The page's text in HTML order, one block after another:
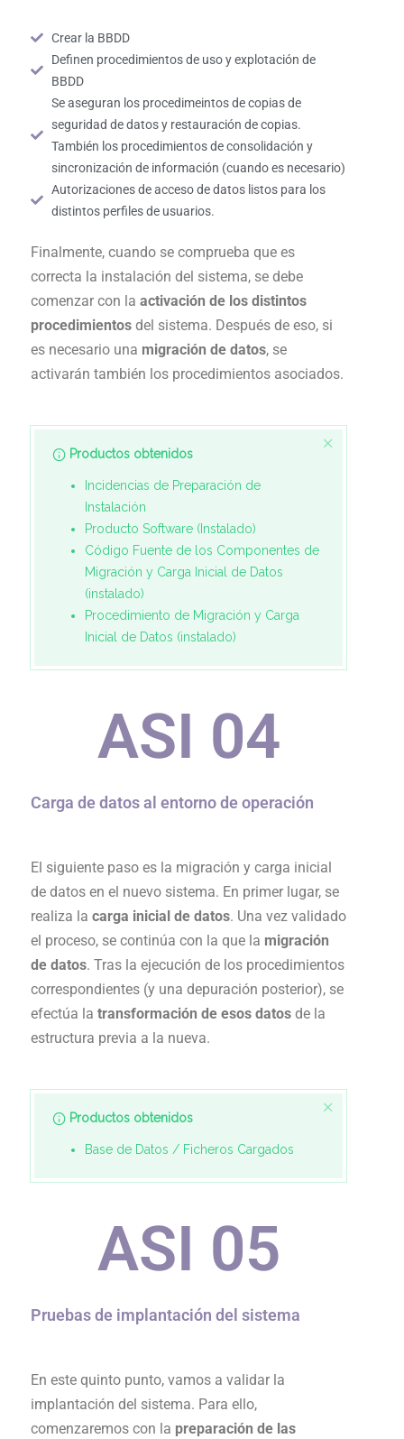
Crear la BBDD
Definen procedimientos de uso y explotación de
BBDD
Se aseguran los procedimeintos de copias de
seguridad de datos y restauración de copias.
También los procedimientos de consolidación y
sincronización de información (cuando es necesario)
Autorizaciones de acceso de datos listos para los
distintos perfiles de usuarios.
Finalmente, cuando se comprueba que es
correcta la instalación del sistema, se debe
comenzar con la activación de los distintos
procedimientos del sistema. Después de eso, si
es necesario una migración de datos, se
activarán también los procedimientos asociados.
Productos obtenidos
Incidencias de Preparación de
Instalación
Producto Software (Instalado)
Código Fuente de los Componentes de
Migración y Carga Inicial de Datos
(instalado)
Procedimiento de Migración y Carga
Inicial de Datos (instalado)
ASI 04
Carga de datos al entorno de operación
El siguiente paso es la migración y carga inicial
de datos en el nuevo sistema. En primer lugar, se
realiza la carga inicial de datos. Una vez validado
el proceso, se continúa con la que la migración
de datos. Tras la ejecución de los procedimientos
correspondientes (y una depuración posterior), se
efectúa la transformación de esos datos de la
estructura previa a la nueva.
Productos obtenidos
Base de Datos / Ficheros Cargados
ASI 05
Pruebas de implantación del sistema
En este quinto punto, vamos a validar la
implantación del sistema. Para ello,
comenzaremos con la preparación de las